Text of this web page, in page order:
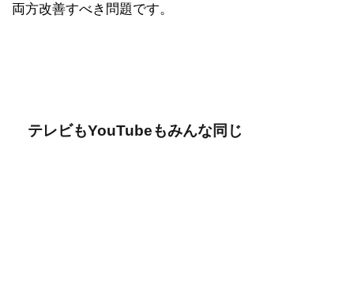
両方改善すべき問題です。
テレビもYouTubeもみんな同じ